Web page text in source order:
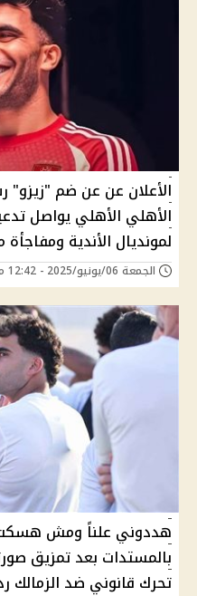
الأعلان عن عن ضم "زيزو"
الأهلي الأهلي يواصل
لمونديال الأندية
الجمعة 06/يونيو/2025 - 12:42 م
هددوني علناً ومش
بالمستدات بعد تمزيق
تحرك قانوني ضد الزمالك